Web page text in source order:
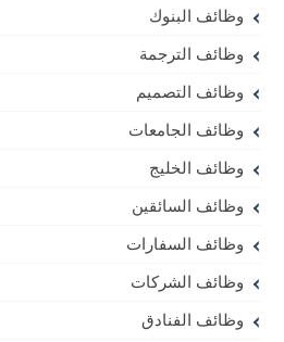
وظائف البنوك
وظائف الترجمة
وظائف التصميم
وظائف الجامعات
وظائف الخليج
وظائف السائقين
وظائف السفارات
وظائف الشركات
وظائف الفنادق